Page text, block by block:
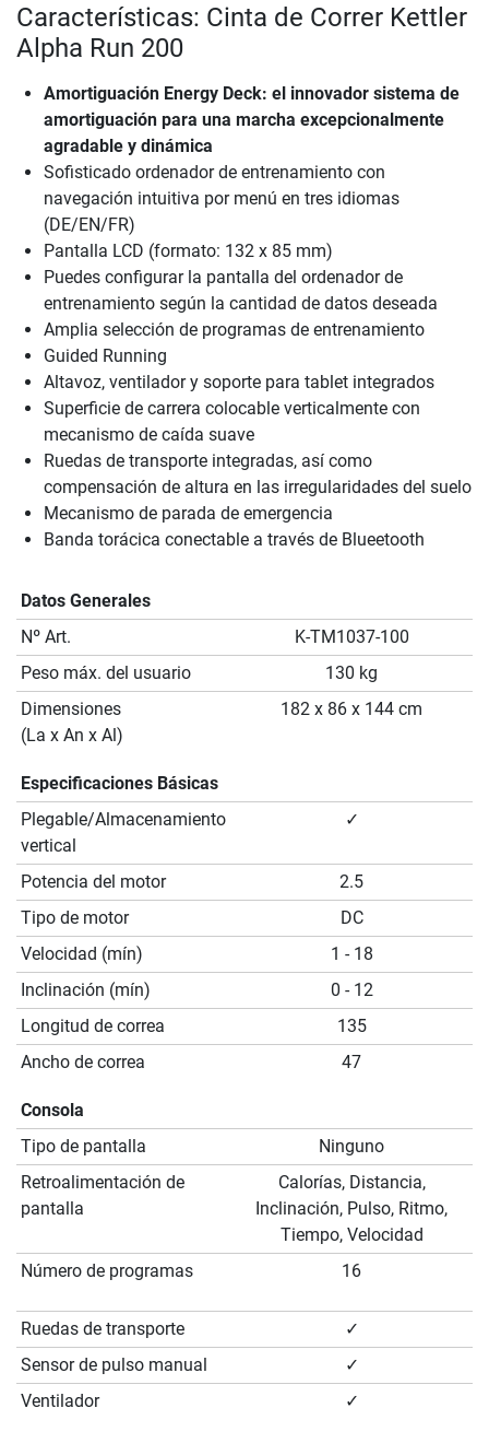
Características: Cinta de Correr Kettler
Alpha Run 200
Amortiguación Energy Deck: el innovador sistema de
amortiguación para una marcha excepcionalmente
agradable y dinámica
Sofisticado ordenador de entrenamiento con
navegación intuitiva por menú en tres idiomas
(DE/EN/FR)
Pantalla LCD (formato: 132 x 85 mm)
Puedes configurar la pantalla del ordenador de
entrenamiento según la cantidad de datos deseada
Amplia selección de programas de entrenamiento
Guided Running
Altavoz, ventilador y soporte para tablet integrados
Superficie de carrera colocable verticalmente con
mecanismo de caída suave
Ruedas de transporte integradas, así como
compensación de altura en las irregularidades del suelo
Mecanismo de parada de emergencia
Banda torácica conectable a través de Blueetooth
Datos Generales
Nº Art.
K-TM1037-100
Peso máx. del usuario
130 kg
Dimensiones
(La x An x Al)
182 x 86 x 144 cm
Especificaciones Básicas
Plegable/Almacenamiento
vertical
✓
Potencia del motor
2.5
Tipo de motor
DC
Velocidad (mín)
1 - 18
Inclinación (mín)
0 - 12
Longitud de correa
135
Ancho de correa
47
Consola
Tipo de pantalla
Ninguno
Retroalimentación de
pantalla
Calorías, Distancia,
Inclinación, Pulso, Ritmo,
Tiempo, Velocidad
Número de programas
16
Ruedas de transporte
✓
Sensor de pulso manual
✓
Ventilador
✓